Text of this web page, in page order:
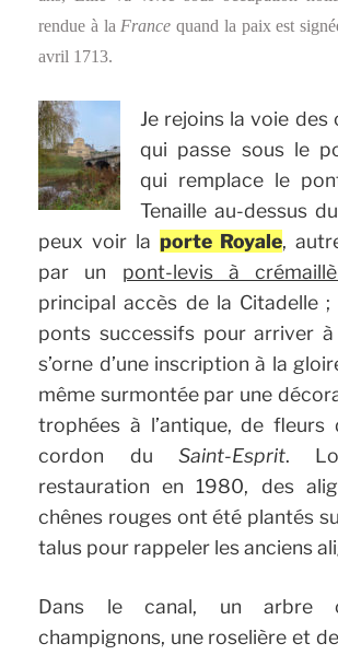
rendue à la France quand la paix est
avril 1713.
Je rejoins la voie
qui passe sous le
qui remplace le
Tenaille au-dessus
peux voir la porte Royale,
par un pont-levis à
principal accès de la Citadelle
ponts successifs pour arriver à
s’orne d’une inscription à la
même surmontée par une
trophées à l’antique, de
cordon du Saint-Esprit.
restauration en 1980, des
chênes rouges ont été plantés
talus pour rappeler les anciens
Dans le canal, un arbre
champignons, une roselière et